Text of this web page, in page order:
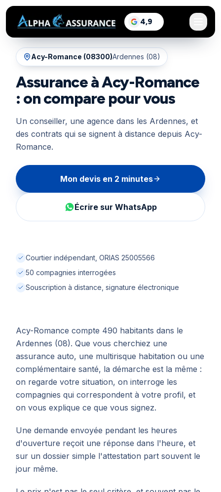
4,9
sur Google, voir les
Acy-Romance (08300)Ardennes (08)
Assurance à Acy-Romance
: on compare pour vous
Un conseiller, une agence dans les Ardennes, et
des contrats qui se signent à distance depuis Acy-
Romance.
Mon devis en 2 minutes
Écrire sur WhatsApp
Courtier indépendant, ORIAS 25005566
50 compagnies interrogées
Souscription à distance, signature électronique
Acy-Romance compte 490 habitants dans le
Ardennes (08). Que vous cherchiez une
assurance auto, une multirisque habitation ou une
complémentaire santé, la démarche est la même :
on regarde votre situation, on interroge les
compagnies qui correspondent à votre profil, et
on vous explique ce que vous signez.
Une demande envoyée pendant les heures
d'ouverture reçoit une réponse dans l'heure, et
sur un dossier simple l'attestation part souvent le
jour même.